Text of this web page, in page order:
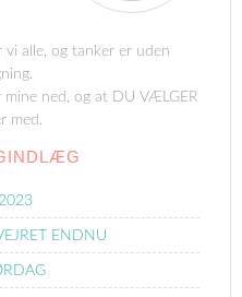
alle, og tanker er uden
mine ned, og at DU VÆLGER
med.
ENDNU